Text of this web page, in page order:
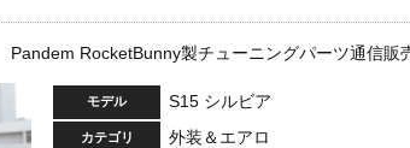
Pandem RocketBunny製チューニングパーツ通信販
モデル S15 シルビア
カテゴリ 外装＆エアロ